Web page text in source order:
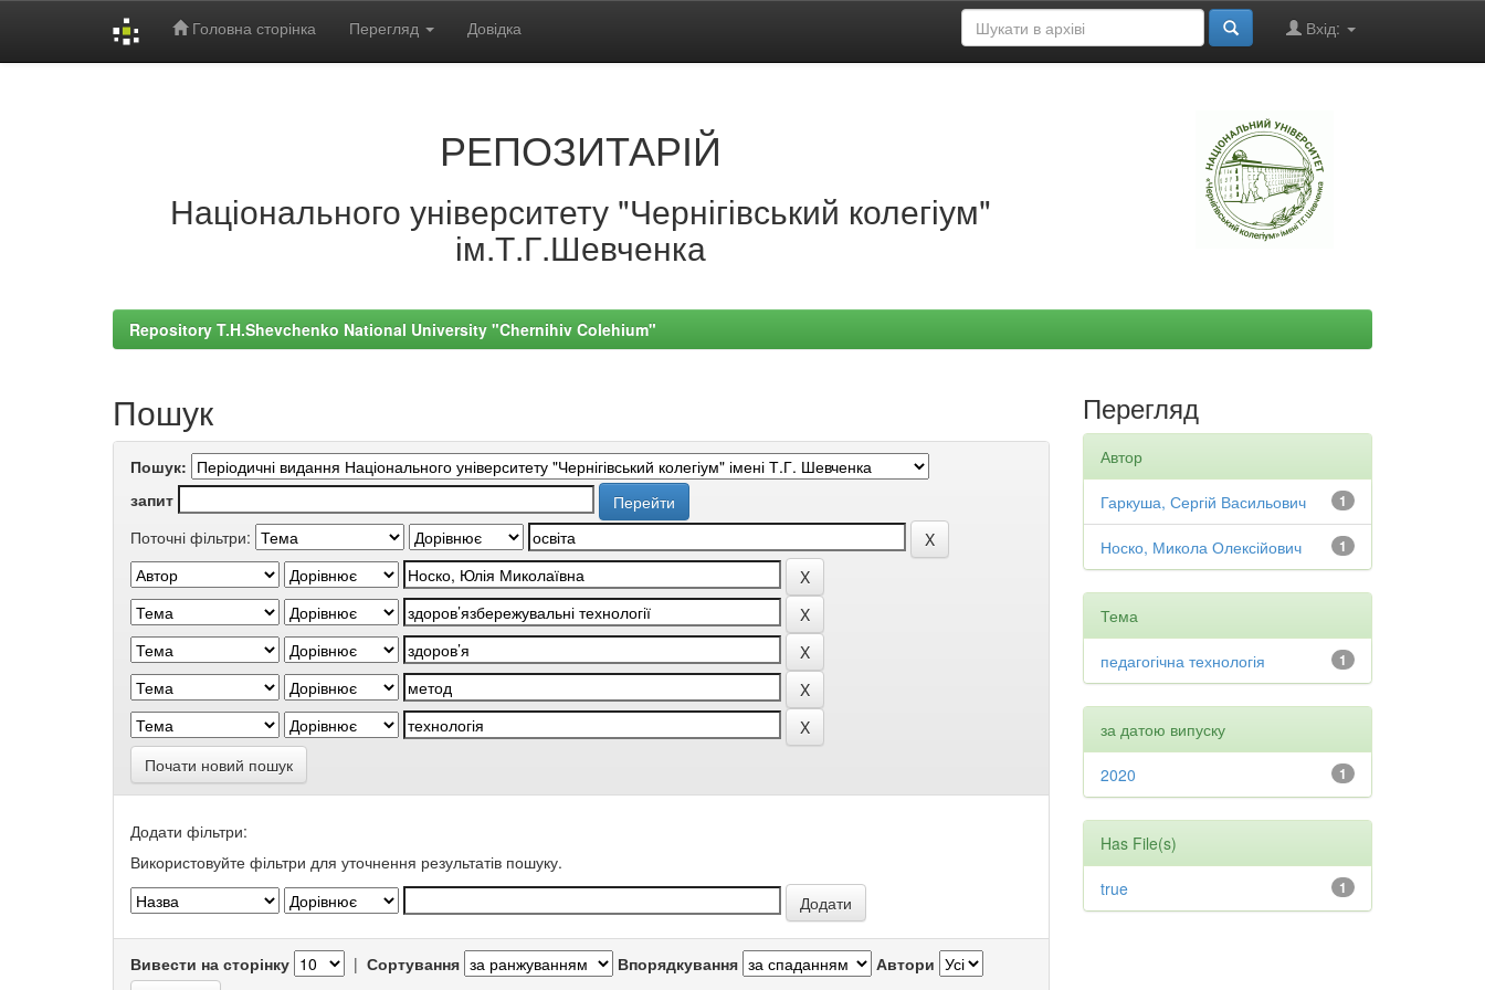
Головна сторінка Перегляд Довідка Вхід:
РЕПОЗИТАРІЙ
Національного університету "Чернігівський колегіум"
ім.Т.Г.Шевченка
Repository T.H.Shevchenko National University "Chernihiv Colehium"
Пошук
Пошук:
запит
Поточні фільтри:
Почати новий пошук
Додати фільтри:
Використовуйте фільтри для уточнення результатів пошуку.
Вивести на сторінку | Сортування Впорядкування Автори
Перегляд
Автор
1
Гаркуша, Сергій Васильович
1
Носко, Микола Олексійович
Тема
1
педагогічна технологія
за датою випуску
1
2020
Has File(s)
1
true